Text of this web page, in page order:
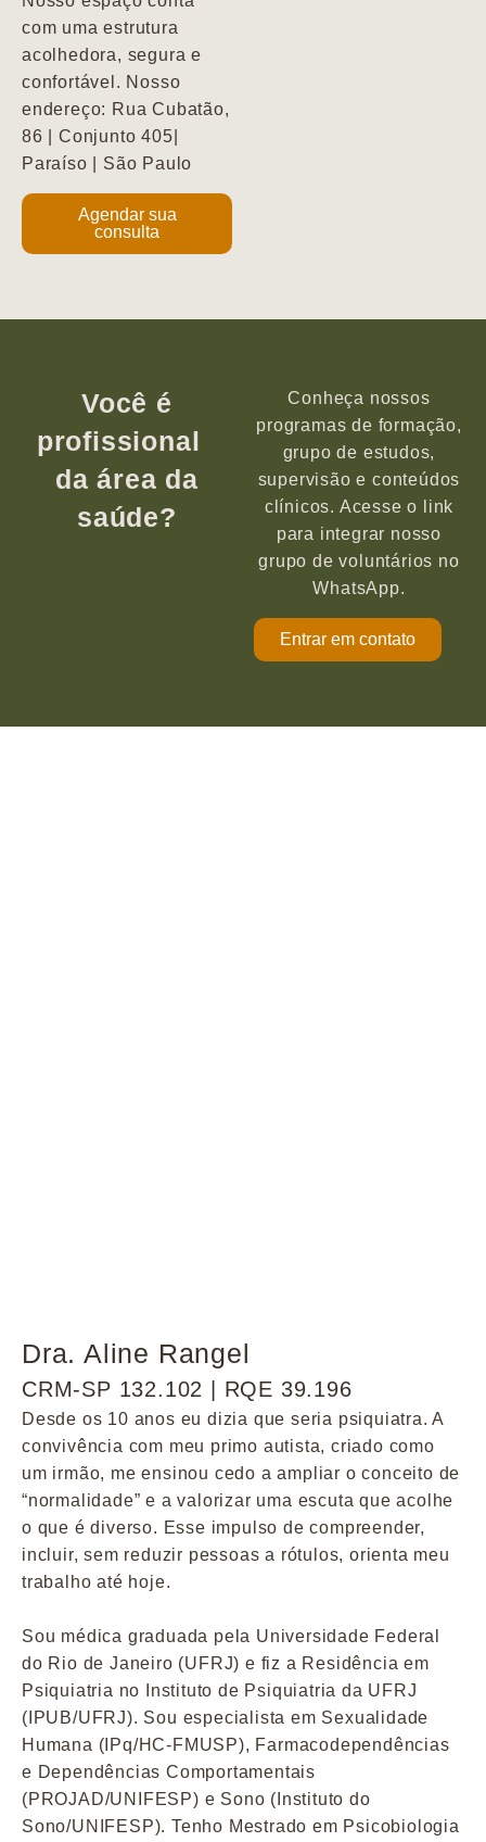
com uma estrutura
acolhedora, segura e
confortável. Nosso
endereço: Rua Cubatão,
86 | Conjunto 405|
Paraíso | São Paulo
Agendar sua
consulta
Você é
profissional
da área da
saúde?
Conheça nossos
programas de formação,
grupo de estudos,
supervisão e conteúdos
clínicos. Acesse o link
para integrar nosso
grupo de voluntários no
WhatsApp.
Entrar em contato
Dra. Aline Rangel
CRM-SP 132.102 | RQE 39.196
Desde os 10 anos eu dizia que seria psiquiatra. A
convivência com meu primo autista, criado como
um irmão, me ensinou cedo a ampliar o conceito de
“normalidade” e a valorizar uma escuta que acolhe
o que é diverso. Esse impulso de compreender,
incluir, sem reduzir pessoas a rótulos, orienta meu
trabalho até hoje.
Sou médica graduada pela Universidade Federal
do Rio de Janeiro (UFRJ) e fiz a Residência em
Psiquiatria no Instituto de Psiquiatria da UFRJ
(IPUB/UFRJ). Sou especialista em Sexualidade
Humana (IPq/HC-FMUSP), Farmacodependências
e Dependências Comportamentais
(PROJAD/UNIFESP) e Sono (Instituto do
Sono/UNIFESP). Tenho Mestrado em Psicobiologia